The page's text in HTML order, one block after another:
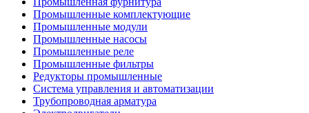
Промышленные комплектующие
Промышленные модули
Промышленные насосы
Промышленные реле
Промышленные фильтры
Редукторы промышленные
Система управления и автоматизации
Трубопроводная арматура